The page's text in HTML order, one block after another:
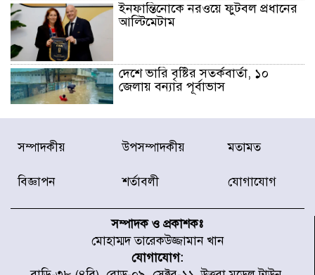
ইনফান্তিনোকে নরওয়ে ফুটবল প্রধানের
আল্টিমেটাম
দেশে ভারি বৃষ্টির সতর্কবার্তা, ১০
জেলায় বন্যার পূর্বাভাস
৫৩ নং ওয়ার্ডের সড়কে নেমপ্লেট
স্থাপনের উদ্যোগ চান মিয়া ব্যাপারীর
শঙ্কা
বগুড়া ও সিলেটে সড়ক দুর্ঘটনায় নিহত
সম্পাদকীয় উপসম্পাদকীয় মতামত
বিজ্ঞাপন শর্তাবলী যোগাযোগ
সম্পাদক ও প্রকাশকঃ
মোহাম্মদ তারেকউজ্জামান খান
যোগাযোগ: